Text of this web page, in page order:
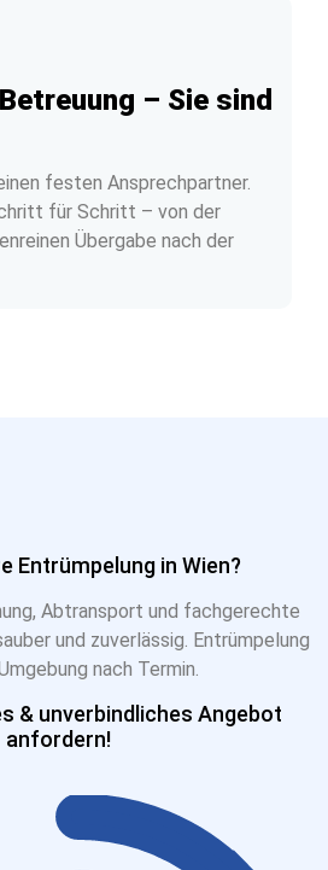
– Sie sind
festen Ansprechpartner.
für Schritt – von der
Übergabe nach der
Entrümpelung in Wien?
Abtransport und fachgerechte
und zuverlässig. Entrümpelung
nach Termin.
& unverbindliches Angebot
anfordern!